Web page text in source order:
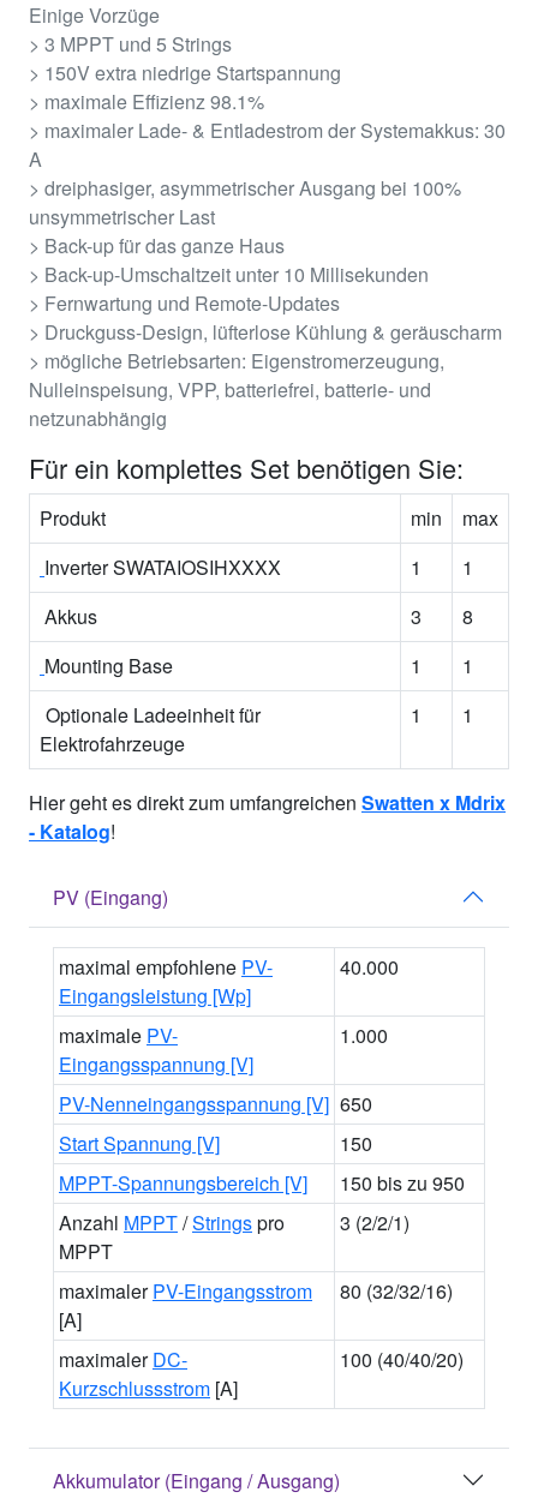
Einige Vorzüge
> 3 MPPT und 5 Strings
> 150V extra niedrige Startspannung
> maximale Effizienz 98.1%
> maximaler Lade- & Entladestrom der Systemakkus: 30
A
> dreiphasiger, asymmetrischer Ausgang bei 100%
unsymmetrischer Last
> Back-up für das ganze Haus
> Back-up-Umschaltzeit unter 10 Millisekunden
> Fernwartung und Remote-Updates
> Druckguss-Design, lüfterlose Kühlung & geräuscharm
> mögliche Betriebsarten: Eigenstromerzeugung,
Nulleinspeisung, VPP, batteriefrei, batterie- und
netzunabhängig
Für ein komplettes Set benötigen Sie:
Produkt min
max
Inverter SWATAIOSIHXXXX
1
1
Akkus
3
8
Mounting Base
1
1
Optionale Ladeeinheit für
Elektrofahrzeuge
1 1
Hier geht es direkt zum umfangreichen Swatten x Mdrix
- Katalog!
PV (Eingang)
maximal empfohlene PV-
Eingangsleistung [Wp]
40.000
maximale PV-
Eingangsspannung [V]
1.000
PV-Nenneingangsspannung [V] 650
Start Spannung [V]
150
MPPT-Spannungsbereich [V]
150 bis zu 950
Anzahl MPPT/Stringspro
MPPT
3 (2/2/1)
maximalerPV-Eingangsstrom
[A]
80 (32/32/16)
maximalerDC-
Kurzschlussstrom [A]
100 (40/40/20)
Akkumulator (Eingang / Ausgang)